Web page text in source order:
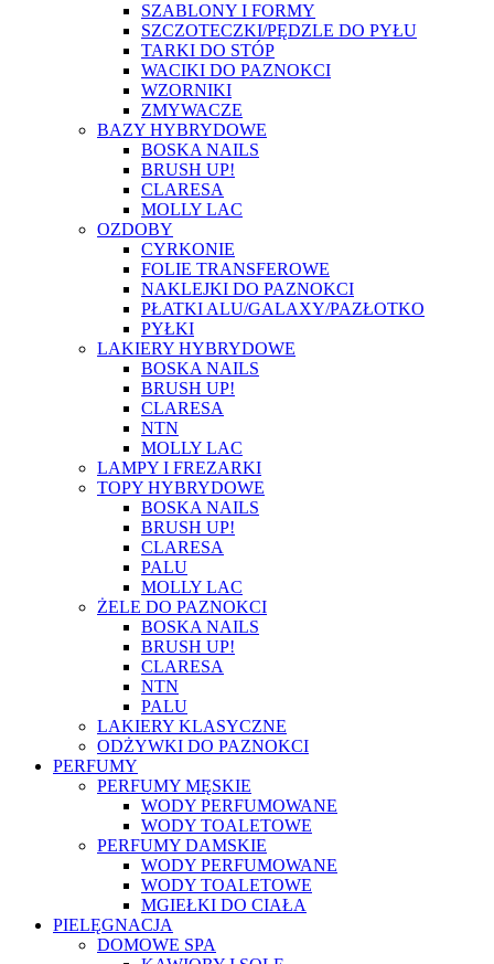
SZABLONY I FORMY
SZCZOTECZKI/PĘDZLE DO PYŁU
TARKI DO STÓP
WACIKI DO PAZNOKCI
WZORNIKI
ZMYWACZE
BAZY HYBRYDOWE
BOSKA NAILS
BRUSH UP!
CLARESA
MOLLY LAC
OZDOBY
CYRKONIE
FOLIE TRANSFEROWE
NAKLEJKI DO PAZNOKCI
PŁATKI ALU/GALAXY/PAZŁOTKO
PYŁKI
LAKIERY HYBRYDOWE
BOSKA NAILS
BRUSH UP!
CLARESA
NTN
MOLLY LAC
LAMPY I FREZARKI
TOPY HYBRYDOWE
BOSKA NAILS
BRUSH UP!
CLARESA
PALU
MOLLY LAC
ŻELE DO PAZNOKCI
BOSKA NAILS
BRUSH UP!
CLARESA
NTN
PALU
LAKIERY KLASYCZNE
ODŻYWKI DO PAZNOKCI
PERFUMY
PERFUMY MĘSKIE
WODY PERFUMOWANE
WODY TOALETOWE
PERFUMY DAMSKIE
WODY PERFUMOWANE
WODY TOALETOWE
MGIEŁKI DO CIAŁA
PIELĘGNACJA
DOMOWE SPA